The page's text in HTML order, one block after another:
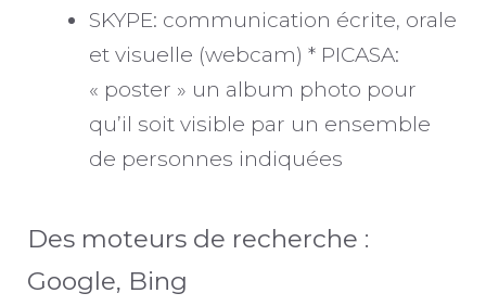
SKYPE: communication écrite, orale
et visuelle (webcam) * PICASA:
« poster » un album photo pour
qu’il soit visible par un ensemble
de personnes indiquées
Des moteurs de recherche :
Google, Bing